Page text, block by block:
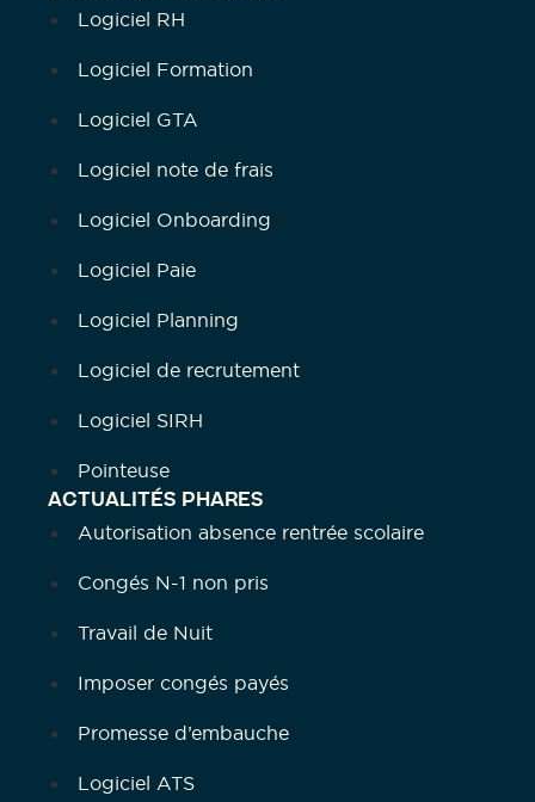
Logiciel RH
Logiciel Formation
Logiciel GTA
Logiciel note de frais
Logiciel Onboarding
Logiciel Paie
Logiciel Planning
Logiciel de recrutement
Logiciel SIRH
Pointeuse
ACTUALITÉS PHARES
Autorisation absence rentrée scolaire
Congés N-1 non pris
Travail de Nuit
Imposer congés payés
Promesse d’embauche
Logiciel ATS